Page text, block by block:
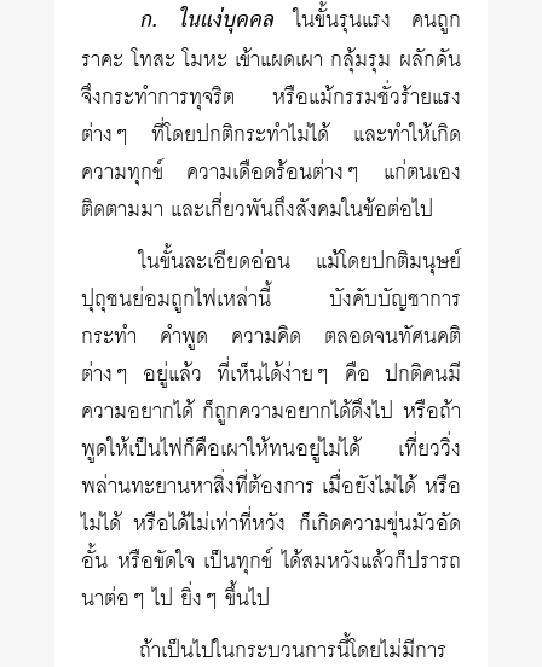
ก. ในแง่บุคคล ในขั้นรุนแรง คนถูก
ราคะ โทสะ โมหะ เข้าแผดเผา กลุ้มรุม ผลักดัน
จึงกระทำการทุจริต หรือแม้กรรมชั่วร้ายแรง
ต่างๆ ที่โดยปกติกระทำไม่ได้ และทำให้เกิด
ความทุกข์ ความเดือดร้อนต่างๆ แก่ตนเอง
ติดตามมา และเกี่ยวพันถึงสังคมในข้อต่อไป
ในขั้นละเอียดอ่อน แม้โดยปกติมนุษย์
ปุถุชนย่อมถูกไฟเหล่านี้ บังคับบัญชาการ
กระทำ คำพูด ความคิด ตลอดจนทัศนคติ
ต่างๆ อยู่แล้ว ที่เห็นได้ง่ายๆ คือ ปกติคนมี
ความอยากได้ ก็ถูกความอยากได้ดึงไป หรือถ้า
พูดให้เป็นไฟก็คือเผาให้ทนอยู่ไม่ได้ เที่ยววิ่ง
พล่านทะยานหาสิ่งที่ต้องการ เมื่อยังไม่ได้ หรือ
ไม่ได้ หรือได้ไม่เท่าที่หวัง ก็เกิดความขุ่นมัวอัด
อั้น หรือขัดใจ เป็นทุกข์ ได้สมหวังแล้วก็ปรารถ
นาต่อๆ ไป ยิ่งๆ ขึ้นไป
ถ้าเป็นไปในกระบวนการนี้โดยไม่มีการ